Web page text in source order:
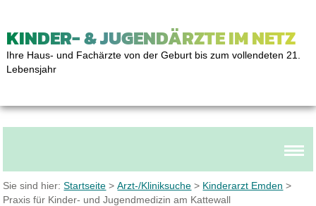
KINDER- & JUGENDÄRZTE IM NETZ
Ihre Haus- und Fachärzte von der Geburt bis zum vollendeten 21.
Lebensjahr
Sie sind hier:Startseite >Arzt-/Kliniksuche > Kinderarzt Emden >
Praxis für Kinder- und Jugendmedizin am Kattewall